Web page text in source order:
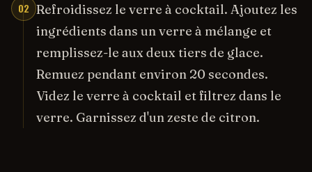
02 Refroidissez le verre à cocktail. Ajoutez les
ingrédients dans un verre à mélange et
remplissez-le aux deux tiers de glace.
Remuez pendant environ 20 secondes.
Videz le verre à cocktail et filtrez dans le
verre. Garnissez d'un zeste de citron.